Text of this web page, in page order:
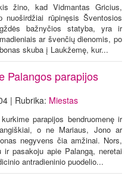
žino, kad Vidmantas Gricius,
rūpinęsis Šventosios
bažnyčios statyba, yra ir
ar švenčių dienomis, po
skuba į Laukžemę, kur...
Palangos parapijos
| Rubrika: Miestas
parapijos bendruomenę ir
o ne Mariaus, Jono ar
negyvens čia amžinai. Nors,
pasakoju apie Palangą, neretai
antradieninio puodelio...